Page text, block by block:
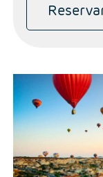
Salidas: Martes,
Ruta; 3n Estambul
Régimen: AD
Hoteles: Primera,